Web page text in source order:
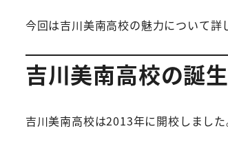
今回は吉川美南高校の魅力について詳
吉川美南高校の誕生
吉川美南高校は2013年に開校しました